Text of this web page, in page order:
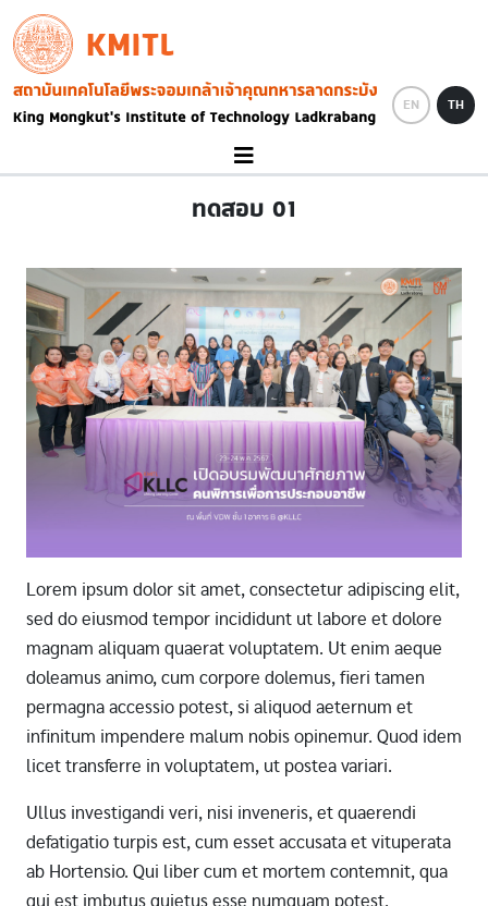
Skip to main content
KMITL
Image
EN TH
ทดสอบ 01
Lorem ipsum dolor sit amet, consectetur adipiscing elit,
sed do eiusmod tempor incididunt ut labore et dolore
magnam aliquam quaerat voluptatem. Ut enim aeque
doleamus animo, cum corpore dolemus, fieri tamen
permagna accessio potest, si aliquod aeternum et
infinitum impendere malum nobis opinemur. Quod idem
licet transferre in voluptatem, ut postea variari.
Ullus investigandi veri, nisi inveneris, et quaerendi
defatigatio turpis est, cum esset accusata et vituperata
ab Hortensio. Qui liber cum et mortem contemnit, qua
qui est imbutus quietus esse numquam potest.